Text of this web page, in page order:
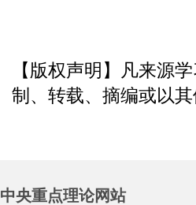
【版权声明】凡来源
制、转载、摘编或以
中央重点理论网站